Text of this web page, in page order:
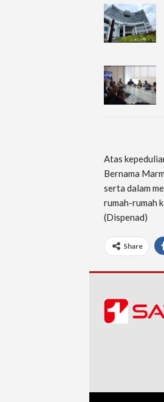
Atas
Bernama
serta dalam
rumah-rumah
(Dispenad)
Share